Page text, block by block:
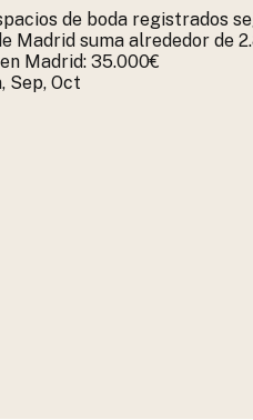
de boda registrados
Madrid suma alrededor de
Madrid: 35.000€
Sep, Oct